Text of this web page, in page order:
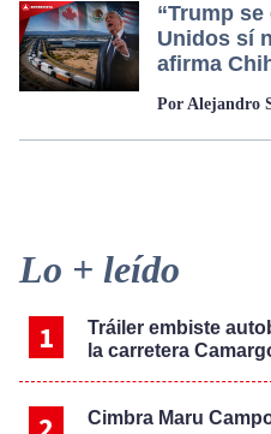
“Trump
Unidos sí
afirma
Por Alejandro
Primary
Sidebar
Lo + leído
Tráiler embiste
la carretera
Cimbra Maru